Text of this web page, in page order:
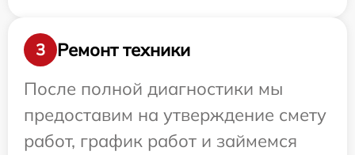
3
Ремонт техники
После полной диагностики мы
предоставим на утверждение смету
работ, график работ и займемся